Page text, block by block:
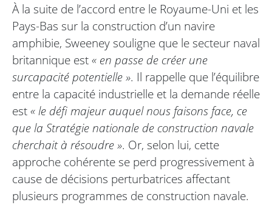
À la suite de l’accord entre le Royaume-Uni et les
Pays-Bas sur la construction d’un navire
amphibie, Sweeney souligne que le secteur naval
britannique est« en passe de créer une
surcapacité potentielle ». Il rappelle que l’équilibre
entre la capacité industrielle et la demande réelle
est« le défi majeur auquel nous faisons face, ce
que la Stratégie nationale de construction navale
cherchait à résoudre ». Or, selon lui, cette
approche cohérente se perd progressivement à
cause de décisions perturbatrices affectant
plusieurs programmes de construction navale.